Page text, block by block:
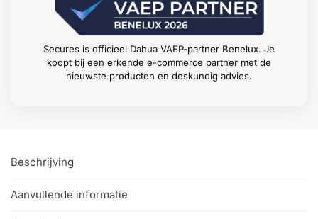
Secures is officieel Dahua VAEP-partner Benelux. Je
koopt bij een erkende e-commerce partner met de
nieuwste producten en deskundig advies.
Beschrijving
Aanvullende informatie